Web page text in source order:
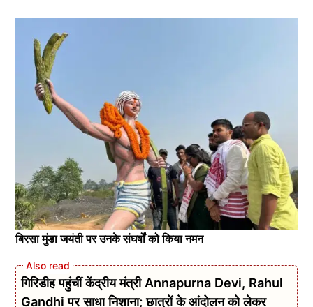
बिरसा मुंडा जयंती पर उनके संघर्षों को किया नमन
गिरिडीह पहुंचीं केंद्रीय मंत्री Annapurna Devi, Rahul
Gandhi पर साधा निशाना; छात्रों के आंदोलन को लेकर